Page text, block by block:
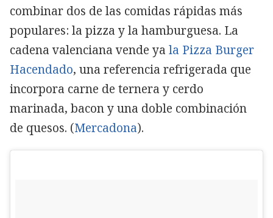
Copiar
combinar dos de las comidas rápidas más
populares: la pizza y la hamburguesa. La
cadena valenciana vende ya la Pizza Burger
Hacendado, una referencia refrigerada que
incorpora carne de ternera y cerdo
marinada, bacon y una doble combinación
de quesos. (Mercadona).